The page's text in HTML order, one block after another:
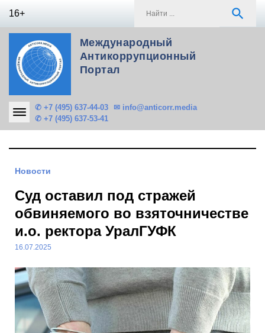
16+ search
Международный
Антикоррупционный
Портал
✆ +7 (495) 637-44-03
✆ +7 (495) 637-53-41
✉ info@anticorr.media
Новости
Суд оставил под стражей
обвиняемого во взяточничестве
и.о. ректора УралГУФК
16.07.2025